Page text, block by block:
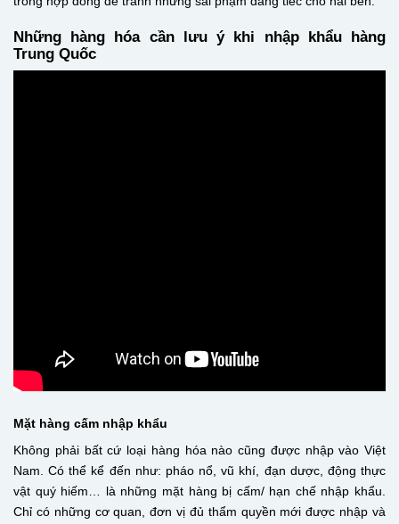
Những hàng hóa cần lưu ý khi nhập khẩu hàng
Trung Quốc
Mặt hàng cấm nhập khẩu
Không phải bất cứ loại hàng hóa nào cũng được nhập vào Việt
Nam. Có thể kể đến như: pháo nổ, vũ khí, đạn dược, động thực
vật quý hiếm… là những mặt hàng bị cấm/ hạn chế nhập khẩu.
Chỉ có những cơ quan, đơn vị đủ thẩm quyền mới được nhập và